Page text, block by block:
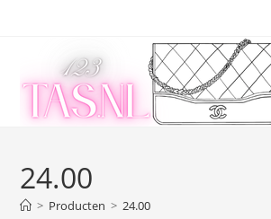
24.00
> Producten > 24.00